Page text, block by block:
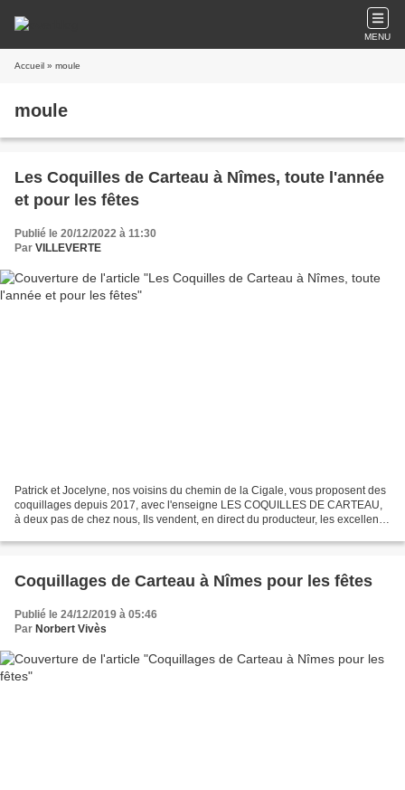
MENU
Accueil » moule
moule
Les Coquilles de Carteau à Nîmes, toute l'année
et pour les fêtes
Publié le 20/12/2022 à 11:30
Par VILLEVERTE
Patrick et Jocelyne, nos voisins du chemin de la Cigale, vous proposent des
coquillages depuis 2017, avec l'enseigne LES COQUILLES DE CARTEAU,
à deux pas de chez nous, Ils vendent, en direct du producteur, les excellents
Coquillages de Carteau à Nîmes pour les fêtes
Publié le 24/12/2019 à 05:46
Par Norbert Vivès